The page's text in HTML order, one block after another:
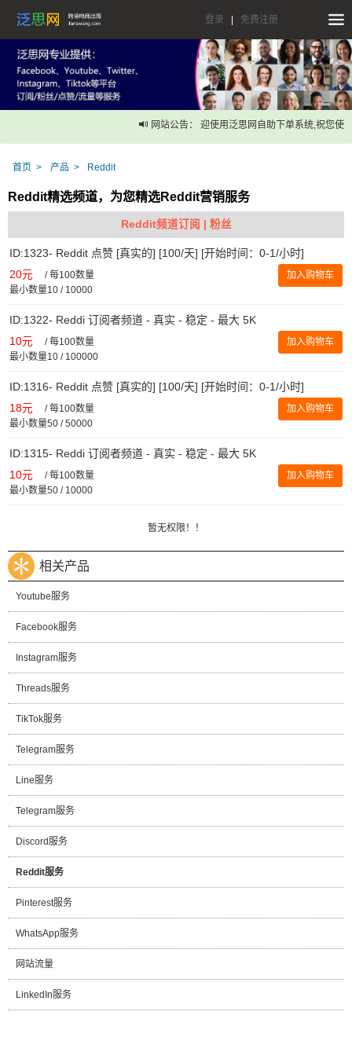
登录 免费注册
网站公告： 迎使用泛思网自助下单系统,祝您使用
首页 产品 Reddit
Reddit精选频道，为您精选Reddit营销服务
Reddit频道订阅 | 粉丝
ID:1323- Reddit 点赞 [真实的] [100/天] [开始时间：0-1/小时]
20元 /每100数量
最小数量10 / 10000
加入购物车
ID:1322- Reddi 订阅者频道 - 真实 - 稳定 - 最大 5K
10元 /每100数量
最小数量10 / 100000
加入购物车
ID:1316- Reddit 点赞 [真实的] [100/天] [开始时间：0-1/小时]
18元 /每100数量
最小数量50 / 50000
加入购物车
ID:1315- Reddi 订阅者频道 - 真实 - 稳定 - 最大 5K
10元 /每100数量
最小数量50 / 10000
加入购物车
暂无权限！！
相关产品
Youtube服务
Facebook服务
Instagram服务
Threads服务
TikTok服务
Telegram服务
Line服务
Telegram服务
Discord服务
Reddit服务
Pinterest服务
WhatsApp服务
网站流量
LinkedIn服务